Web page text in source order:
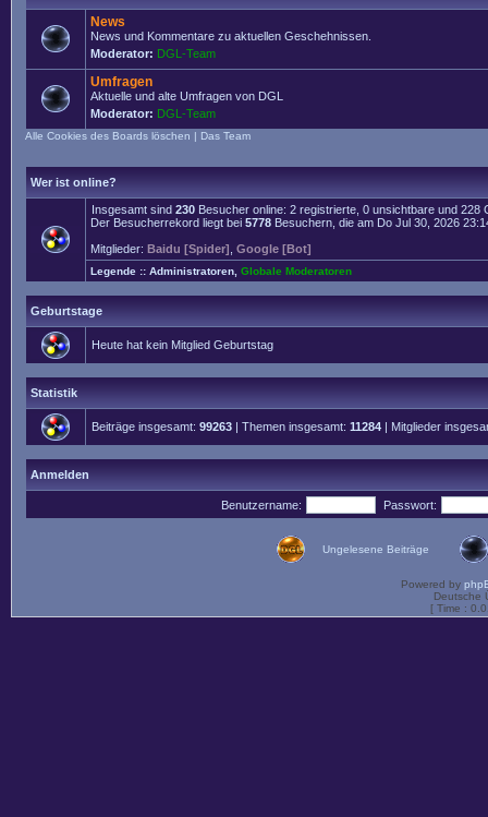
News
News und Kommentare zu aktuellen Geschehnissen.
Moderator: DGL-Team
Umfragen
Aktuelle und alte Umfragen von DGL
Moderator: DGL-Team
Alle Cookies des Boards löschen | Das Team
Wer ist online?
Insgesamt sind 230 Besucher online: 2 registrierte, 0 unsichtbare und
Der Besucherrekord liegt bei 5778 Besuchern, die am Do Jul 30, 2026
Mitglieder: Baidu [Spider] Google [Bot]
Legende :: Administratoren Globale Moderatoren
Geburtstage
Heute hat kein Mitglied Geburtstag
Statistik
Beiträge insgesamt: 99263 | Themen insgesamt: 11284 | Mitglieder
Anmelden
Benutzername: Passwort:
Ungelesene Beiträge
Powered by
Deutsche
[ Time :